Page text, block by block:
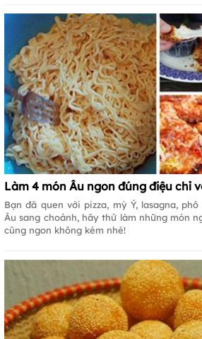
Làm 4 món Âu ngon đúng điệu chỉ
Bạn đã quen với pizza, mỳ Ý, lasagna,
Âu sang choảnh, hãy thử làm những món
cũng ngon không kém nhé!